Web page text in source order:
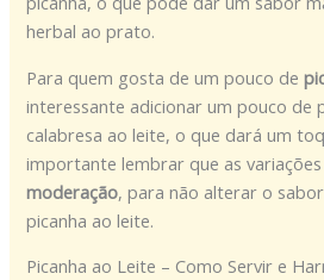
herbal ao prato.
Para quem gosta de um pouco de
interessante adicionar um pouco de
calabresa ao leite, o que dará um
importante lembrar que as
moderação, para não alterar o
picanha ao leite.
Picanha ao Leite – Como Servir e